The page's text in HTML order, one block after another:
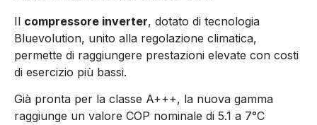
Il compressore inverter, dotato di tecnologia
Bluevolution, unito alla regolazione climatica,
permette di raggiungere prestazioni elevate con costi
di esercizio più bassi.
Già pronta per la classe A+++, la nuova gamma
raggiunge un valore COP nominale di 5.1 a 7°C